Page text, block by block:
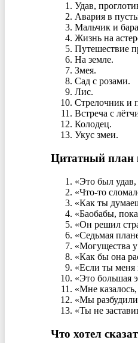
Удав,
Авария в
Мальчик и
Жизнь на
Путешествие
На земле.
Змея.
Сад с розами.
Лис.
Стрелочник и
Встреча с
Колодец.
Укус змеи.
Цитатный план
«Это был
«Что-то
«Как ты
«Баобабы,
«Он решил
«Седьмая
«Могущества
«Как бы она
«Если ты
«Это большая
«Мне
«Мы
«Ты не
Что хотел